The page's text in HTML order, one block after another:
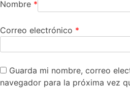
Nombre *
Correo electrónico *
Guarda mi nombre, correo
navegador para la próxima vez